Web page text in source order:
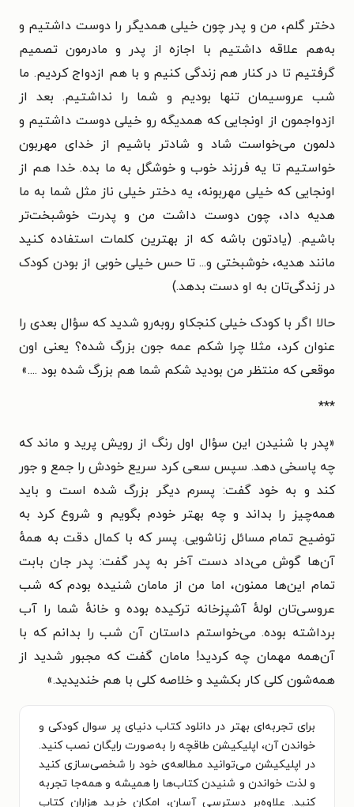
دختر گلم، من و پدر چون خیلی همدیگر را دوست داشتیم و
به‌هم علاقه داشتیم با اجازه از پدر و مادرمون تصمیم
گرفتیم تا در کنار هم زندگی کنیم و با هم ازدواج کردیم. ما
شب عروسیمان تنها بودیم و شما را نداشتیم. بعد از
ازدواجمون از اونجایی که همدیگه رو خیلی دوست داشتیم و
دلمون می‌خواست شاد و شادتر باشیم از خدای مهربون
خواستیم تا یه فرزند خوب و خوشگل به ما بده. خدا هم از
اونجایی که خیلی مهربونه، یه دختر خیلی ناز مثل شما به ما
هدیه داد، چون دوست داشت من و پدرت خوشبخت‌تر
باشیم. (یادتون باشه که از بهترین کلمات استفاده کنید
مانند هدیه، خوشبختی و... تا حس خیلی خوبی از بودن کودک
در زندگی‌تان به او دست بدهد.)
حالا اگر با کودک خیلی کنجکاو روبه‌رو شدید که سؤال بعدی را
عنوان کرد، مثلا چرا شکم عمه جون بزرگ شده؟ یعنی اون
موقعی که منتظر من بودید شکم شما هم بزرگ شده بود ....»
***
«پدر با شنیدن این سؤال اول رنگ از رویش پرید و ماند که
چه پاسخی دهد. سپس سعی کرد سریع خودش را جمع و جور
کند و به خود گفت: پسرم دیگر بزرگ شده است و باید
همه‌چیز را بداند و چه بهتر خودم بگویم و شروع کرد به
توضیح تمام مسائل زناشویی. پسر که با کمال دقت به همهٔ
آن‌ها گوش می‌داد دست آخر به پدر گفت: پدر جان بابت
تمام این‌ها ممنون، اما من از مامان شنیده بودم که شب
عروسی‌تان لولهٔ آشپزخانه ترکیده بوده و خانهٔ شما را آب
برداشته بوده. می‌خواستم داستان آن شب را بدانم که با
آن‌همه مهمان چه کردید! مامان گفت که مجبور شدید از
همه‌شون کلی کار بکشید و خلاصه کلی با هم خندیدید.»
برای تجربه‌ای بهتر در دانلود کتاب دنیای پر سوال کودکی و
خواندن آن، اپلیکیشن طاقچه را به‌صورت رایگان نصب کنید.
در اپلیکیشن می‌توانید مطالعه‌ی خود را شخصی‌سازی کنید
و لذت خواندن و شنیدن کتاب‌ها را همیشه و همه‌جا تجربه
کنید. علاوه‌بر دسترسی آسان، امکان خرید هزاران کتاب